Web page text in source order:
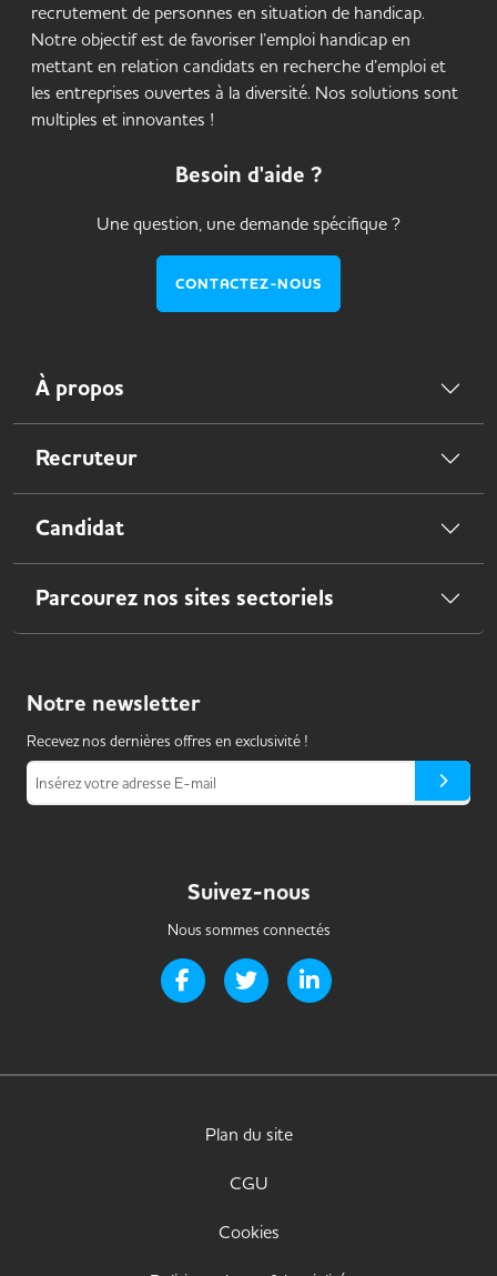
recrutement de personnes en situation de handicap.
Notre objectif est de favoriser l’emploi handicap en
mettant en relation candidats en recherche d’emploi et
les entreprises ouvertes à la diversité. Nos solutions sont
multiples et innovantes !
Besoin d'aide ?
Une question, une demande spécifique ?
CONTACTEZ-NOUS
À propos
Recruteur
Candidat
Parcourez nos sites sectoriels
Notre newsletter
Recevez nos dernières offres en exclusivité !
Insérez votre adresse E-mail
Suivez-nous
Nous sommes connectés
Page Facebook de Handi-it
Page Twitter de Handi-it
Plan du site
CGU
Cookies